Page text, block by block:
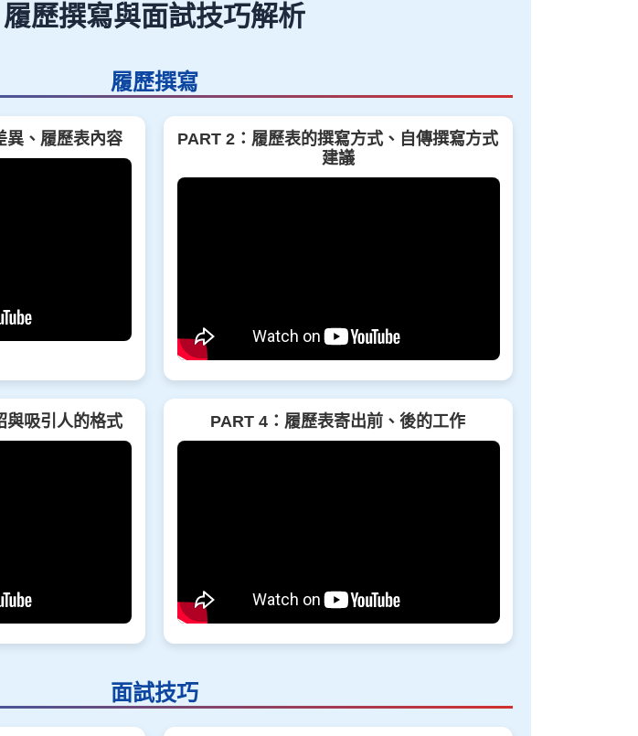
履歷撰寫與面試技巧解析
履歷撰寫
異、履歷表內容
PART 2：履歷表的撰寫方式、自傳撰寫方式
建議
與吸引人的格式 PART 4：履歷表寄出前、後的工作
面試技巧